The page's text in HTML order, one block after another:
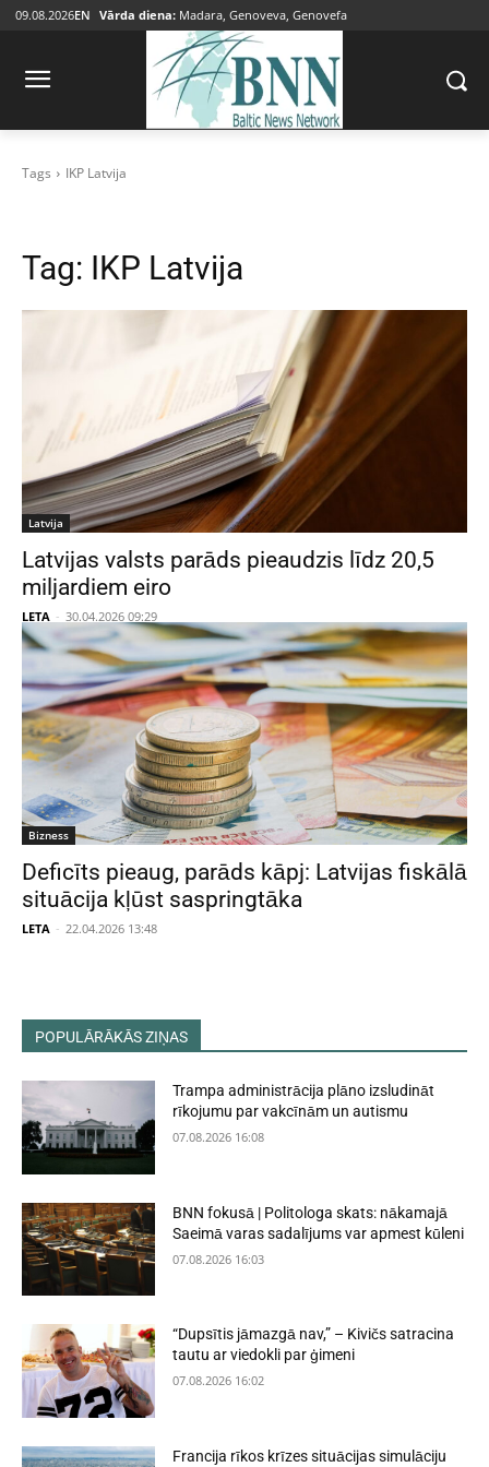
09.08.2026EN Vārda diena: Madara, Genoveva, Genovefa
Tags IKP Latvija
Tag: IKP Latvija
Latvija
Latvijas valsts parāds pieaudzis līdz 20,5
miljardiem eiro
LETA - 30.04.2026 09:29
Bizness
Deficīts pieaug, parāds kāpj: Latvijas fiskālā
situācija kļūst saspringtāka
LETA - 22.04.2026 13:48
POPULĀRĀKĀS ZIŅAS
Trampa administrācija plāno izsludināt
rīkojumu par vakcīnām un autismu
07.08.2026 16:08
BNN fokusā | Politologa skats: nākamajā
Saeimā varas sadalījums var apmest kūleni
07.08.2026 16:03
“Dupsītis jāmazgā nav,” – Kivičs satracina
tautu ar viedokli par ģimeni
07.08.2026 16:02
Francija rīkos krīzes situācijas simulāciju